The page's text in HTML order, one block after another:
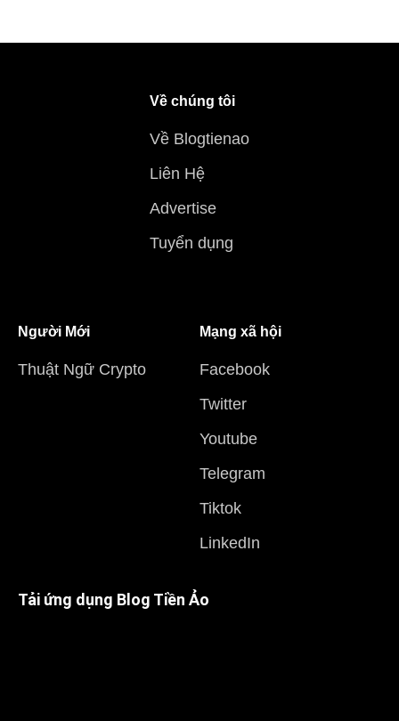
Về chúng tôi
Về Blogtienao
Liên Hệ
Advertise
Tuyển dụng
Người Mới
Thuật Ngữ Crypto
Mạng xã hội
Facebook
Twitter
Youtube
Telegram
Tiktok
LinkedIn
Tải ứng dụng Blog Tiền Ảo